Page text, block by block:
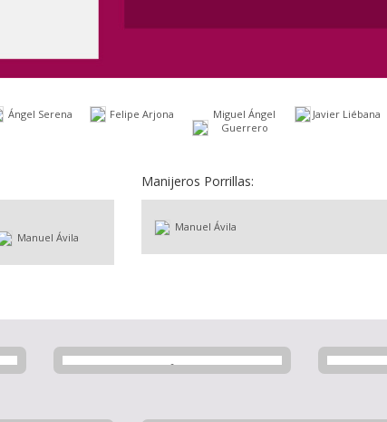
Ángel Serena Felipe Arjona
Miguel Ángel
Guerrero
Javier Liébana
Manuel Ávila
Manijeros Porrillas:
Manuel Ávila